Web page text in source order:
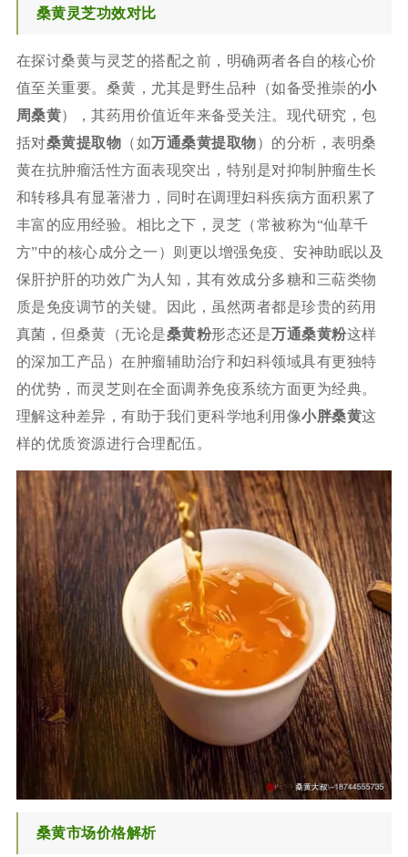
桑黄灵芝功效对比
在探讨桑黄与灵芝的搭配之前，明确两者各自的核心价
值至关重要。桑黄，尤其是野生品种（如备受推崇的小
周桑黄），其药用价值近年来备受关注。现代研究，包
括对桑黄提取物 （如万通桑黄提取物）的分析，表明桑
黄在抗肿瘤活性方面表现突出，特别是对抑制肿瘤生长
和转移具有显著潜力，同时在调理妇科疾病方面积累了
丰富的应用经验。相比之下，灵芝（常被称为“仙草千
方”中的核心成分之一）则更以增强免疫、安神助眠以及
保肝护肝的功效广为人知，其有效成分多糖和三萜类物
质是免疫调节的关键。因此，虽然两者都是珍贵的药用
真菌，但桑黄（无论是桑黄粉形态还是万通桑黄粉这样
的深加工产品）在肿瘤辅助治疗和妇科领域具有更独特
的优势，而灵芝则在全面调养免疫系统方面更为经典。
理解这种差异，有助于我们更科学地利用像小胖桑黄这
样的优质资源进行合理配伍。
桑黄市场价格解析